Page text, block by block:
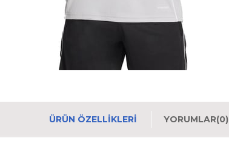
ÜRÜN ÖZELLIKLERI YORUMLAR(0)